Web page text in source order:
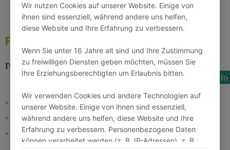
Wir nutzen Cookies auf unserer Website. Einige von
ihnen sind essenziell, während andere uns helfen,
diese Website und Ihre Erfahrung zu verbessern.
Wenn Sie unter 16 Jahre alt sind und Ihre Zustimmung
zu freiwilligen Diensten geben möchten, müssen Sie
Ihre Erziehungsberechtigten um Erlaubnis bitten.
Wir verwenden Cookies und andere Technologien auf
unserer Website. Einige von ihnen sind essenziell,
während andere uns helfen, diese Website und Ihre
Erfahrung zu verbessern. Personenbezogene Daten
können verarbeitet werden (z. B. IP-Adressen), z. B.
photo_camera 20 Fotos
Ferienwohnung Erlebnisort
room Harz | Braunlage
Wäschepaket inklusive info
48m² Wohnfläche
4 Personen
1 Wohn- /Schlafzimmer
1 Schlafzimmer
1 Badezimmer